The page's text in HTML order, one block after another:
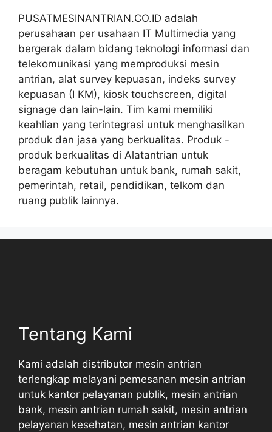
PUSATMESINANTRIAN.CO.ID adalah
perusahaan per usahaan IT Multimedia yang
bergerak dalam bidang teknologi informasi dan
telekomunikasi yang memproduksi mesin
antrian, alat survey kepuasan, indeks survey
kepuasan (I KM), kiosk touchscreen, digital
signage dan lain-lain. Tim kami memiliki
keahlian yang terintegrasi untuk menghasilkan
produk dan jasa yang berkualitas. Produk -
produk berkualitas di Alatantrian untuk
beragam kebutuhan untuk bank, rumah sakit,
pemerintah, retail, pendidikan, telkom dan
ruang publik lainnya.
Tentang Kami
Kami adalah distributor mesin antrian
terlengkap melayani pemesanan mesin antrian
untuk kantor pelayanan publik, mesin antrian
bank, mesin antrian rumah sakit, mesin antrian
pelayanan kesehatan, mesin antrian kantor